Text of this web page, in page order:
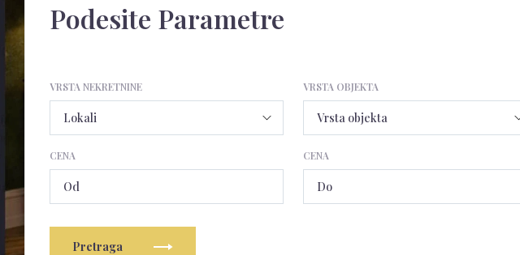
Podesite Parametre
VRSTA NEKRETNINE VRSTA OBJEKTA
CENA CENA
Pretraga